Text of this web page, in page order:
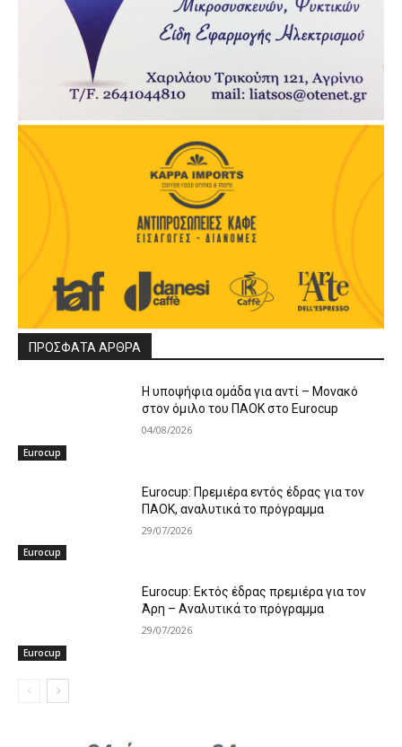
ΠΡΟΣΦΑΤΑ ΑΡΘΡΑ
Eurocup
Η υποψήφια ομάδα για αντί – Μονακό
στον όμιλο του ΠΑΟΚ στο Εurocup
04/08/2026
Eurocup
Eurocup: Πρεμιέρα εντός έδρας για τον
ΠΑΟΚ, αναλυτικά το πρόγραμμα
29/07/2026
Eurocup
Eurocup: Εκτός έδρας πρεμιέρα για τον
Άρη – Αναλυτικά το πρόγραμμα
29/07/2026